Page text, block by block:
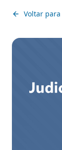
Voltar